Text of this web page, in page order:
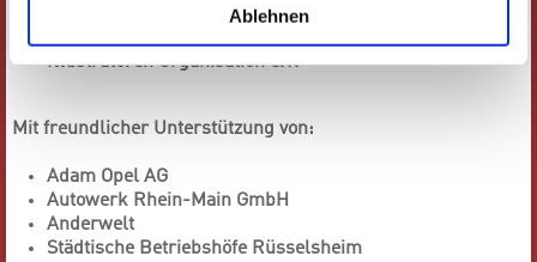
Ablehnen
hfg OF_Main Hochschule für Gestaltung, Offenbach
Illustratoren Organisation e.V.
Mit freundlicher Unterstützung von:
Adam Opel AG
Autowerk Rhein-Main GmbH
Anderwelt
Städtische Betriebshöfe Rüsselsheim